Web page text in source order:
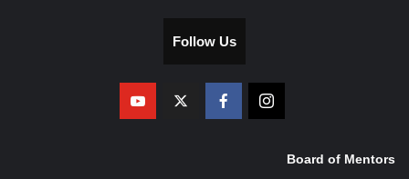
Follow Us
Board of Mentors